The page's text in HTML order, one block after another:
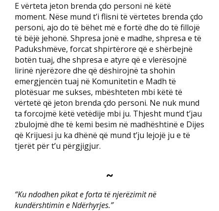
E vërteta jeton brenda çdo personi në këtë
moment. Nëse mund t’i flisni të vërtetes brenda çdo
personi, ajo do të bëhet më e fortë dhe do të fillojë
të bëjë jehonë. Shpresa jonë e madhe, shpresa e të
Padukshmëve, forcat shpirtërore që e shërbejnë
botën tuaj, dhe shpresa e atyre që e vlerësojnë
lirinë njerëzore dhe që dëshirojnë ta shohin
emergjencën tuaj në Komunitetin e Madh të
plotësuar me sukses, mbështeten mbi këtë të
vërtetë që jeton brenda çdo personi. Ne nuk mund
ta forcojmë këtë vetëdije mbi ju. Thjesht mund t’jau
zbulojmë dhe të kemi besim në madhështinë e Dijes
që Krijuesi ju ka dhënë që mund t’ju lejojë ju e të
tjerët për t’u përgjigjur.
~
“Ku ndodhen pikat e forta të njerëzimit në
kundërshtimin e Ndërhyrjes.”